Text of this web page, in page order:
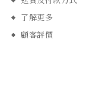
了解更多
顧客評價